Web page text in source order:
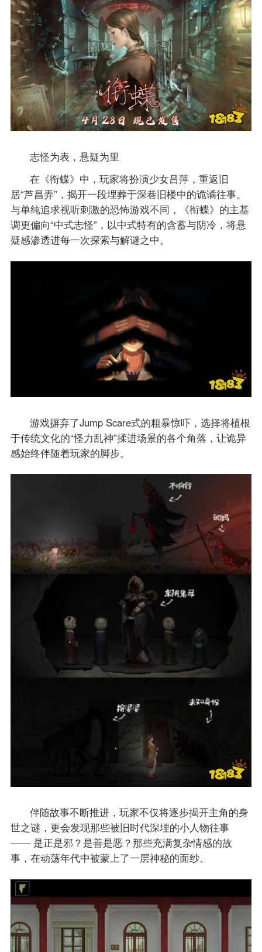
志怪为表，悬疑为里
在《衔蝶》中，玩家将扮演少女吕萍，重返旧
居“芦昌弄”，揭开一段埋葬于深巷旧楼中的诡谲往事。
与单纯追求视听刺激的恐怖游戏不同，《衔蝶》的主基
调更偏向“中式志怪”，以中式特有的含蓄与阴冷，将悬
疑感渗透进每一次探索与解谜之中。
游戏摒弃了Jump Scare式的粗暴惊吓，选择将植根
于传统文化的“怪力乱神”揉进场景的各个角落，让诡异
感始终伴随着玩家的脚步。
伴随故事不断推进，玩家不仅将逐步揭开主角的身
世之谜，更会发现那些被旧时代深埋的小人物往事
—— 是正是邪？是善是恶？那些充满复杂情感的故
事，在动荡年代中被蒙上了一层神秘的面纱。